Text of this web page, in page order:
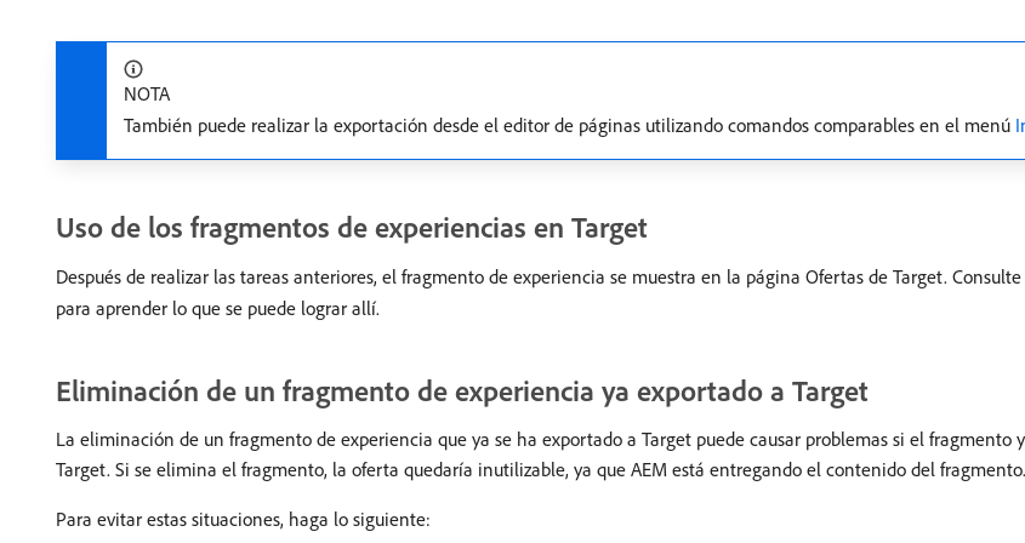
NOTA
También puede realizar la exportación desde el editor de páginas utilizando comandos comparables en el menú
Uso de los fragmentos de experiencias en Target
Después de realizar las tareas anteriores, el fragmento de experiencia se muestra en la página Ofertas de Target.
para aprender lo que se puede lograr allí.
Eliminación de un fragmento de experiencia ya exportado a Target
La eliminación de un fragmento de experiencia que ya se ha exportado a Target puede causar problemas si el fragmento
Target. Si se elimina el fragmento, la oferta quedaría inutilizable, ya que AEM está entregando el contenido del fragmento.
Para evitar estas situaciones, haga lo siguiente: